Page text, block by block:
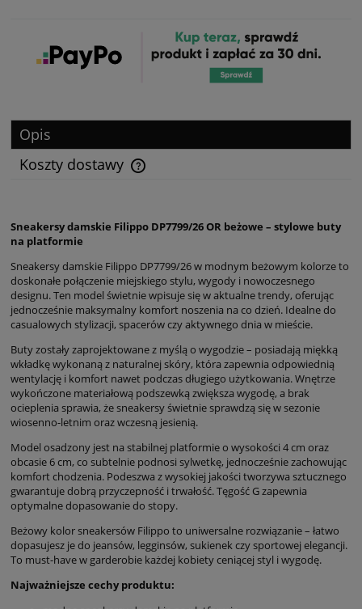
Opis
Koszty dostawy
Sneakersy damskie Filippo DP7799/26 OR beżowe – stylowe buty
na platformie
Sneakersy damskie Filippo DP7799/26 w modnym beżowym kolorze to
doskonałe połączenie miejskiego stylu, wygody i nowoczesnego
designu. Ten model świetnie wpisuje się w aktualne trendy, oferując
jednocześnie maksymalny komfort noszenia na co dzień. Idealne do
casualowych stylizacji, spacerów czy aktywnego dnia w mieście.
Buty zostały zaprojektowane z myślą o wygodzie – posiadają miękką
wkładkę wykonaną z naturalnej skóry, która zapewnia odpowiednią
wentylację i komfort nawet podczas długiego użytkowania. Wnętrze
wykończone materiałową podszewką zwiększa wygodę, a brak
ocieplenia sprawia, że sneakersy świetnie sprawdzą się w sezonie
wiosenno-letnim oraz wczesną jesienią.
Model osadzony jest na stabilnej platformie o wysokości 4 cm oraz
obcasie 6 cm, co subtelnie podnosi sylwetkę, jednocześnie zachowując
komfort chodzenia. Podeszwa z wysokiej jakości tworzywa sztucznego
gwarantuje dobrą przyczepność i trwałość. Tęgość G zapewnia
optymalne dopasowanie do stopy.
Beżowy kolor sneakersów Filippo to uniwersalne rozwiązanie – łatwo
dopasujesz je do jeansów, legginsów, sukienek czy sportowej elegancji.
To must-have w garderobie każdej kobiety ceniącej styl i wygodę.
Najważniejsze cechy produktu: